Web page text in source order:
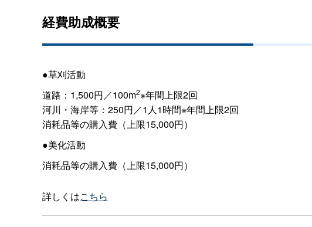
経費助成概要
●草刈活動
道路：1,500円／100m2※年間上限2回
河川・海岸等：250円／1人1時間※年間上限2回
消耗品等の購入費（上限15,000円）
●美化活動
消耗品等の購入費（上限15,000円）
詳しくはこちら